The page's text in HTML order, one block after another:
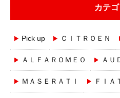
カテ
Pick up ＣＩＴＲＯＥＮ
ＡＬＦＡＲＯＭＥＯ ＡＵ
ＭＡＳＥＲＡＴＩ ＦＩＡ